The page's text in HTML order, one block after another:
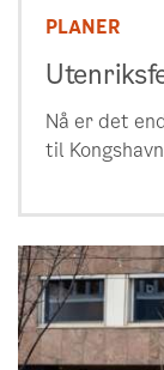
PLANER
Nå er det
til